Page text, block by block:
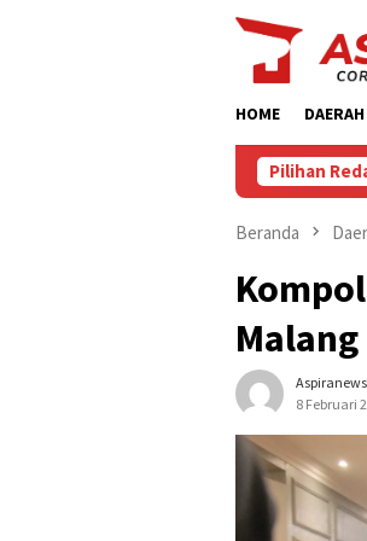
HOME DAERAH
Pilihan
Beranda
8 Februari